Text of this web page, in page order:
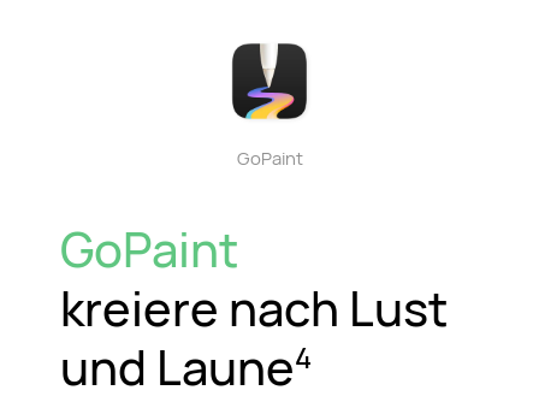
GoPaint
GoPaint
kreiere nach Lust
und Laune4